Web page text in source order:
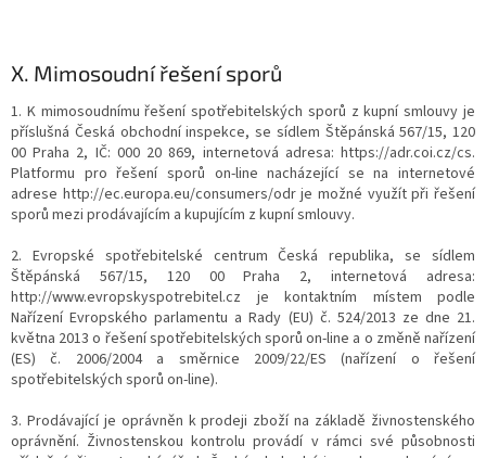
X. Mimosoudní řešení sporů
1. K mimosoudnímu řešení spotřebitelských sporů z kupní smlouvy je
příslušná Česká obchodní inspekce, se sídlem Štěpánská 567/15, 120
00 Praha 2, IČ: 000 20 869, internetová adresa: https://adr.coi.cz/cs.
Platformu pro řešení sporů on-line nacházející se na internetové
adrese http://ec.europa.eu/consumers/odr je možné využít při řešení
sporů mezi prodávajícím a kupujícím z kupní smlouvy.
2. Evropské spotřebitelské centrum Česká republika, se sídlem
Štěpánská 567/15, 120 00 Praha 2, internetová adresa:
http://www.evropskyspotrebitel.cz je kontaktním místem podle
Nařízení Evropského parlamentu a Rady (EU) č. 524/2013 ze dne 21.
května 2013 o řešení spotřebitelských sporů on-line a o změně nařízení
(ES) č. 2006/2004 a směrnice 2009/22/ES (nařízení o řešení
spotřebitelských sporů on-line).
3. Prodávající je oprávněn k prodeji zboží na základě živnostenského
oprávnění. Živnostenskou kontrolu provádí v rámci své působnosti